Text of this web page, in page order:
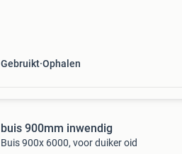
Gebruikt Ophalen
buis 900mm inwendig
Buis 900x 6000, voor duiker oid